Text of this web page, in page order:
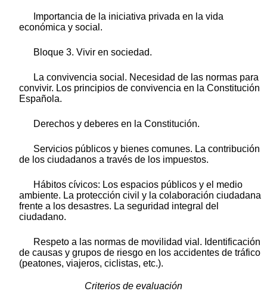
Importancia de la iniciativa privada en la vida
económica y social.
Bloque 3. Vivir en sociedad.
La convivencia social. Necesidad de las normas para
convivir. Los principios de convivencia en la Constitución
Española.
Derechos y deberes en la Constitución.
Servicios públicos y bienes comunes. La contribución
de los ciudadanos a través de los impuestos.
Hábitos cívicos: Los espacios públicos y el medio
ambiente. La protección civil y la colaboración ciudadana
frente a los desastres. La seguridad integral del
ciudadano.
Respeto a las normas de movilidad vial. Identificación
de causas y grupos de riesgo en los accidentes de tráfico
(peatones, viajeros, ciclistas, etc.).
Criterios de evaluación